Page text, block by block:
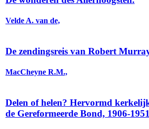
Velde A. van de,
De zendingsreis van Robert
MacCheyne R.M.,
Delen of helen? Hervormd
de Gereformeerde Bond, 1906-